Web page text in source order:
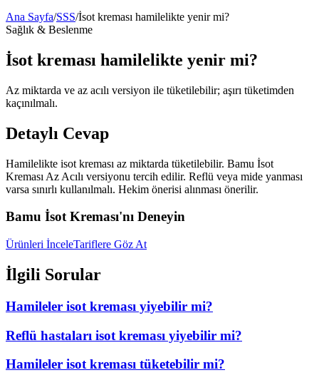
Ana Sayfa/SSS/İsot kreması hamilelikte yenir mi?
Sağlık & Beslenme
İsot kreması hamilelikte yenir mi?
Az miktarda ve az acılı versiyon ile tüketilebilir; aşırı tüketimden
kaçınılmalı.
Detaylı Cevap
Hamilelikte isot kreması az miktarda tüketilebilir. Bamu İsot
Kreması Az Acılı versiyonu tercih edilir. Reflü veya mide yanması
varsa sınırlı kullanılmalı. Hekim önerisi alınması önerilir.
Bamu İsot Kreması'nı Deneyin
Ürünleri İnceleTariflere Göz At
İlgili Sorular
Hamileler isot kreması yiyebilir mi?
Reflü hastaları isot kreması yiyebilir mi?
Hamileler isot kreması tüketebilir mi?